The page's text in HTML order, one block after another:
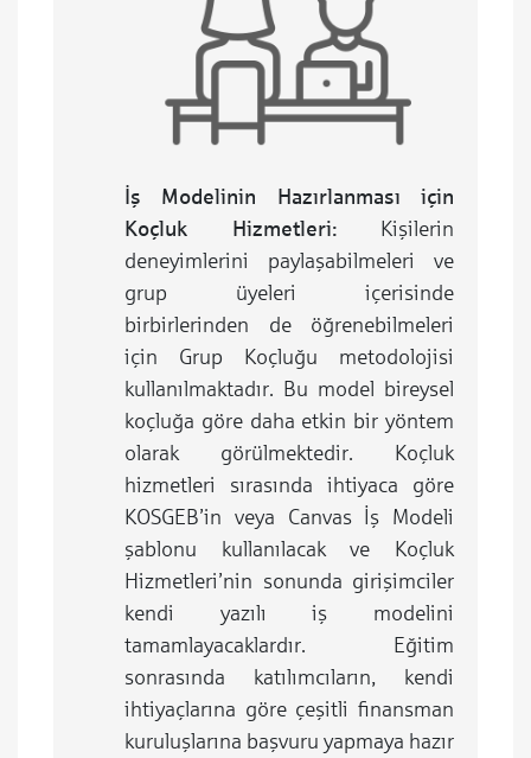
İş Modelinin Hazırlanması için
Koçluk Hizmetleri: Kişilerin
deneyimlerini paylaşabilmeleri ve
grup üyeleri içerisinde
birbirlerinden de öğrenebilmeleri
için Grup Koçluğu metodolojisi
kullanılmaktadır. Bu model bireysel
koçluğa göre daha etkin bir yöntem
olarak görülmektedir. Koçluk
hizmetleri sırasında ihtiyaca göre
KOSGEB’in veya Canvas İş Modeli
şablonu kullanılacak ve Koçluk
Hizmetleri’nin sonunda girişimciler
kendi yazılı iş modelini
tamamlayacaklardır. Eğitim
sonrasında katılımcıların, kendi
ihtiyaçlarına göre çeşitli finansman
kuruluşlarına başvuru yapmaya hazır